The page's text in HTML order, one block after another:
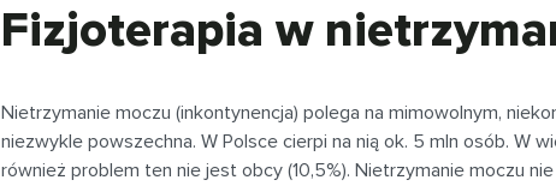
Fizjoterapia w
Nietrzymanie moczu (inkontynencja) polega na mimowolnym,
niezwykle powszechna. W Polsce cierpi na nią ok. 5 mln osób. W
również problem ten nie jest obcy (10,5%). Nietrzymanie moczu